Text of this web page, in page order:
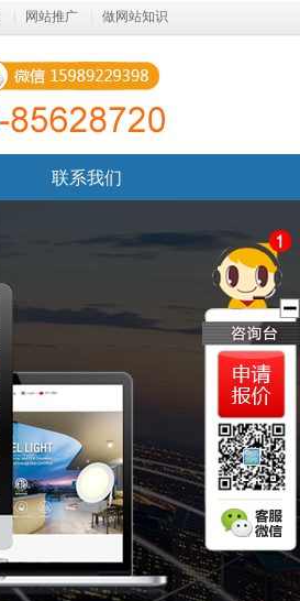
做网站知识
网站推广
联系我们